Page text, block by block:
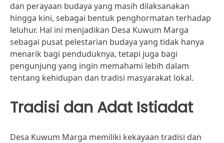
dan perayaan budaya yang masih dilaksanakan
hingga kini, sebagai bentuk penghormatan terhadap
leluhur. Hal ini menjadikan Desa Kuwum Marga
sebagai pusat pelestarian budaya yang tidak hanya
menarik bagi penduduknya, tetapi juga bagi
pengunjung yang ingin memahami lebih dalam
tentang kehidupan dan tradisi masyarakat lokal.
Tradisi dan Adat Istiadat
Desa Kuwum Marga memiliki kekayaan tradisi dan